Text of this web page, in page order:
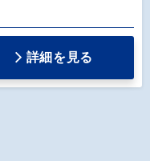
詳細を見る